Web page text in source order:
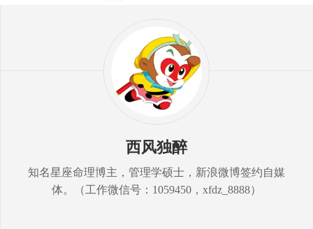
西风独醉
知名星座命理博主，管理学硕士，新浪微博签约自媒
体。（工作微信号：1059450，xfdz_8888）